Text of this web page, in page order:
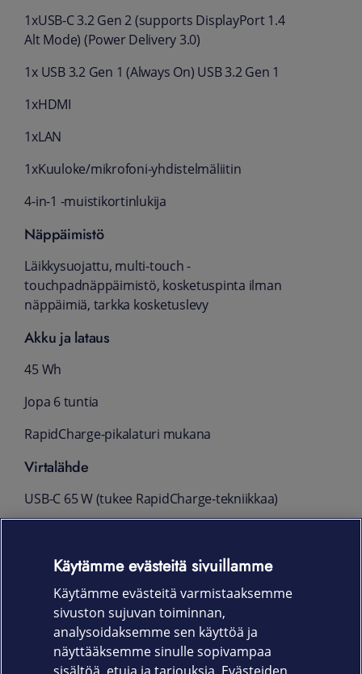
1xUSB-C 3.2 Gen 2 (supports DisplayPort 1.4
Alt Mode) (Power Delivery 3.0)
1x USB 3.2 Gen 1 (Always On) USB 3.2 Gen 1
1xHDMI
1xLAN
1xKuuloke/mikrofoni-yhdistelmäliitin
4-in-1 -muistikortinlukija
Näppäimistö
Läikkysuojattu, multi-touch -
touchpadnäppäimistö, kosketuspinta ilman
näppäimiä, tarkka kosketuslevy
Akku ja lataus
45 Wh
Jopa 6 tuntia
RapidCharge-pikalaturi mukana
Virtalähde
USB-C 65 W (tukee RapidCharge-tekniikkaa)
35.7 x 23.5 x 1.89 cm
n. 1.7 kg
Takuu
Kolmen vuoden Lenovo On-Site -takuu
Käytämme evästeitä sivuillamme
Käytämme evästeitä varmistaaksemme
sivuston sujuvan toiminnan,
analysoidaksemme sen käyttöä ja
näyttääksemme sinulle sopivampaa